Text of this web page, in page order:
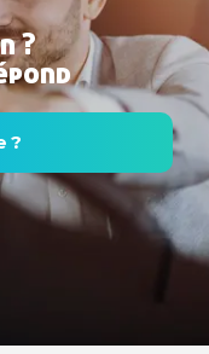
?
?